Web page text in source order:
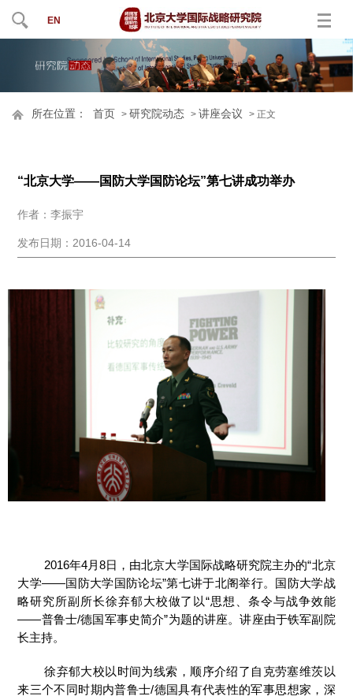
EN
所在位置： 首页 >研究院动态 >讲座会议 > 正文
“北京大学——国防大学国防论坛”第七讲成功举办
作者：李振宇
发布日期：2016-04-14
2016年4月8日，由北京大学国际战略研究院主办的“北京
大学——国防大学国防论坛”第七讲于北阁举行。国防大学战
略研究所副所长徐弃郁大校做了以“思想、条令与战争效能
——普鲁士/德国军事史简介”为题的讲座。讲座由于铁军副院
长主持。
徐弃郁大校以时间为线索，顺序介绍了自克劳塞维茨以
来三个不同时期内普鲁士/德国具有代表性的军事思想家，深